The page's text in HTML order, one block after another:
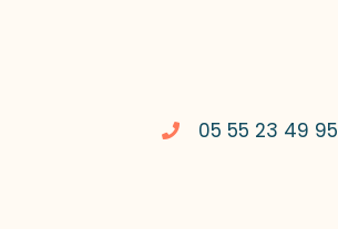
05 55 23 49 95